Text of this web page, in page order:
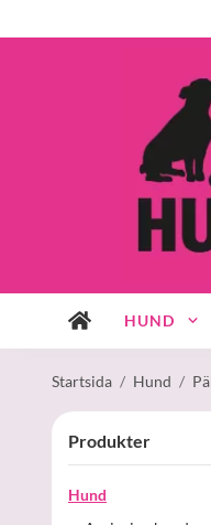
HUND
Startsida / Hund /
Produkter
Hund